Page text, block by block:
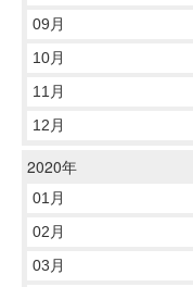
09月
10月
11月
12月
2020年
01月
02月
03月